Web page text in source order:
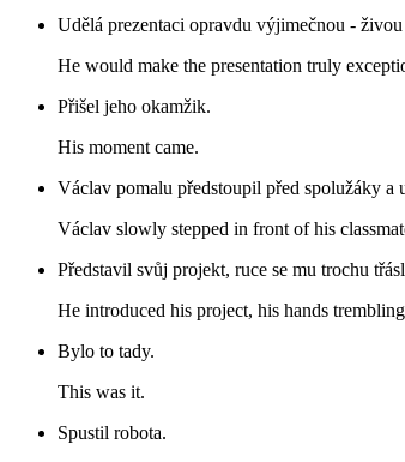
Udělá prezentaci opravdu výjimečnou -
He would make the presentation truly
Přišel jeho okamžik.
His moment came.
Václav pomalu předstoupil před spolužáky a
Václav slowly stepped in front of his
Představil svůj projekt, ruce se mu trochu
He introduced his project, his hands
Bylo to tady.
This was it.
Spustil robota.